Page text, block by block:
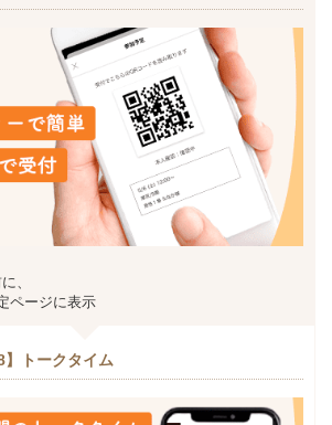
、
ページに表示
】トークタイム